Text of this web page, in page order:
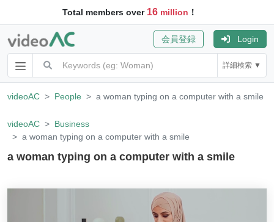
Total members over 16 million ！
会員登録 Login
詳細検索 ▼
videoAC People a woman typing on a computer with a smile
videoAC
Business
a woman typing on a computer with a smile
a woman typing on a computer with a smile